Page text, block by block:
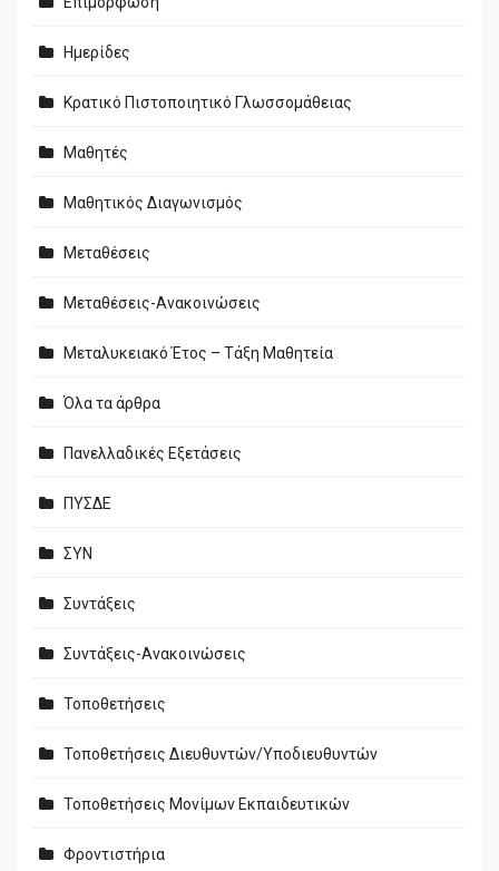
Ημερίδες
Κρατικό Πιστοποιητικό Γλωσσομάθειας
Μαθητές
Μαθητικός Διαγωνισμός
Μεταθέσεις
Μεταθέσεις-Ανακοινώσεις
Μεταλυκειακό Έτος – Τάξη Μαθητεία
Όλα τα άρθρα
Πανελλαδικές Εξετάσεις
ΠΥΣΔΕ
ΣΥΝ
Συντάξεις
Συντάξεις-Ανακοινώσεις
Τοποθετήσεις
Τοποθετήσεις Διευθυντών/Υποδιευθυντών
Τοποθετήσεις Μονίμων Εκπαιδευτικών
Φροντιστήρια